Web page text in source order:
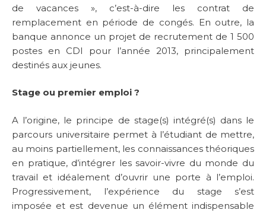
de vacances », c’est-à-dire les contrat de
remplacement en période de congés. En outre, la
banque annonce un projet de recrutement de 1 500
postes en CDI pour l’année 2013, principalement
destinés aux jeunes.
Stage ou premier emploi ?
A l’origine, le principe de stage(s) intégré(s) dans le
parcours universitaire permet à l’étudiant de mettre,
au moins partiellement, les connaissances théoriques
en pratique, d’intégrer les savoir-vivre du monde du
travail et idéalement d’ouvrir une porte à l’emploi.
Progressivement, l’expérience du stage s’est
imposée et est devenue un élément indispensable